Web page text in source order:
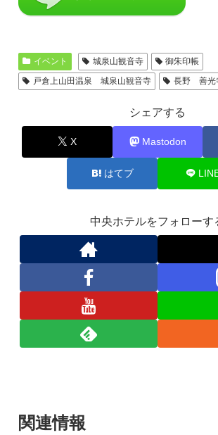
イベント 城泉山観音寺
御朱印帳
戸倉上山田温泉 城泉山観音寺
長野 善光
シェアする
X Mastodon
はてブ
中央ホテルをフォローす
関連情報